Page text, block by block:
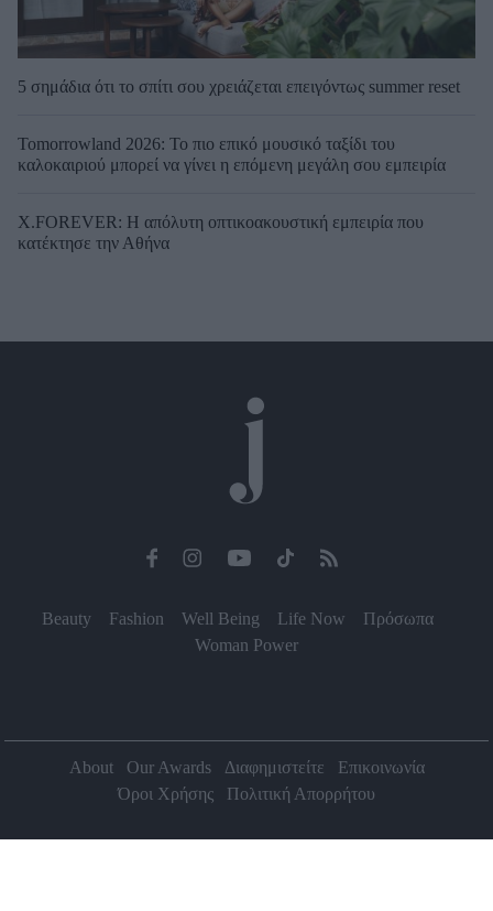
5 σημάδια ότι το σπίτι σου χρειάζεται επειγόντως summer reset
Tomorrowland 2026: Το πιο επικό μουσικό ταξίδι του
καλοκαιριού μπορεί να γίνει η επόμενη μεγάλη σου εμπειρία
X.FOREVER: Η απόλυτη οπτικοακουστική εμπειρία που
κατέκτησε την Αθήνα
Beauty Fashion Well Being Life Now
Πρόσωπα
Woman Power
About Our Awards Διαφημιστείτε
Επικοινωνία
Όροι Χρήσης
Πολιτική Απορρήτου